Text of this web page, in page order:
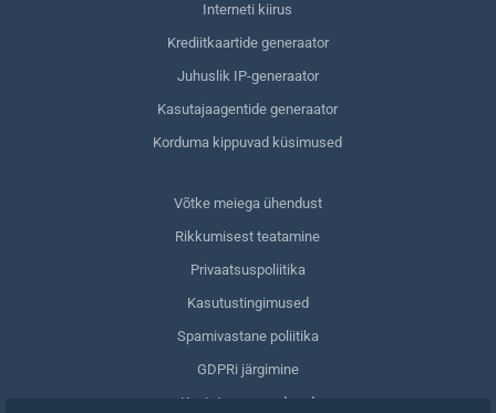
Interneti kiirus
Krediitkaartide generaator
Juhuslik IP-generaator
Kasutajaagentide generaator
Korduma kippuvad küsimused
Võtke meiega ühendust
Rikkumisest teatamine
Privaatsuspoliitika
Kasutustingimused
Spamivastane poliitika
GDPRi järgimine
Kustuta oma andmed